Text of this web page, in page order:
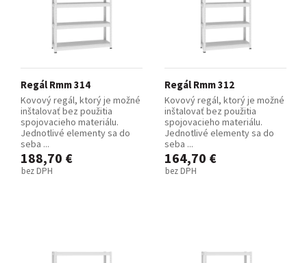
Regál Rmm 314
Kovový regál, ktorý je možné
inštalovať bez použitia
spojovacieho materiálu.
Jednotlivé elementy sa do
seba ...
188,70 €
bez DPH
Regál Rmm 312
Kovový regál, ktorý je možné
inštalovať bez použitia
spojovacieho materiálu.
Jednotlivé elementy sa do
seba ...
164,70 €
bez DPH